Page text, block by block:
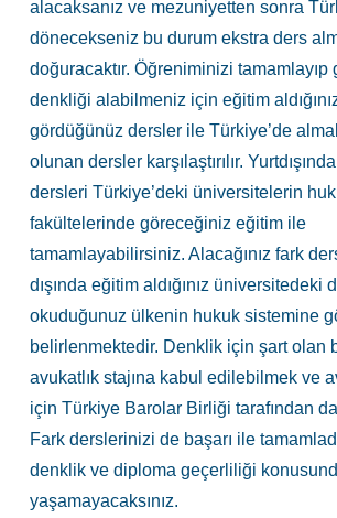
alacaksanız ve mezuniyetten sonra
dönecekseniz bu durum ekstra ders
doğuracaktır. Öğreniminizi tamamlayıp
denkliği alabilmeniz için eğitim
gördüğünüz dersler ile Türkiye’de
olunan dersler karşılaştırılır. Yurtdışında
dersleri Türkiye’deki üniversitelerin
fakültelerinde göreceğiniz eğitim ile
tamamlayabilirsiniz. Alacağınız fark
dışında eğitim aldığınız üniversitedeki
okuduğunuz ülkenin hukuk sistemine
belirlenmektedir. Denklik için şart olan
avukatlık stajına kabul edilebilmek ve
için Türkiye Barolar Birliği tarafından
Fark derslerinizi de başarı ile
denklik ve diploma geçerliliği
yaşamayacaksınız.